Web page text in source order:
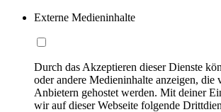
Externe Medieninhalte
Durch das Akzeptieren dieser Dienste
oder andere Medieninhalte anzeigen, die
Anbietern gehostet werden. Mit deiner
wir auf dieser Webseite folgende